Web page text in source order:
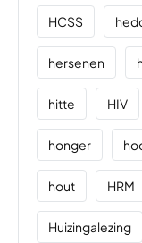
HCSS
hersenen
hitte HIV
honger
hout HRM
Huizingalezing